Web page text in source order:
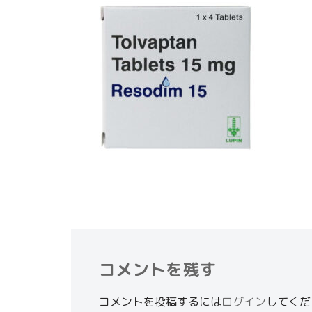
コメントを残す
コメントを投稿するにはログインしてく